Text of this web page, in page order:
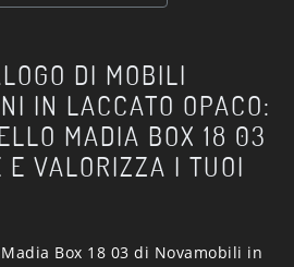
DI MOBILI
IN LACCATO OPACO:
MADIA BOX 18 03
E VALORIZZA I TUOI
Box 18 03 di Novamobili in